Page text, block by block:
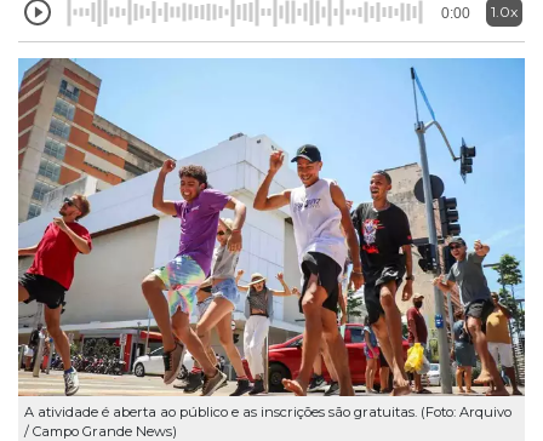
0:00 1.0x
A atividade é aberta ao público e as inscrições são gratuitas. (Foto: Arquivo
/ Campo Grande News)